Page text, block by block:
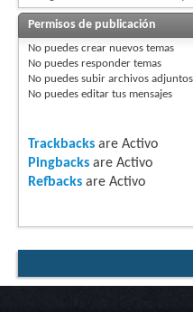
Permisos de publicación
No puedes crear nuevos temas
No puedes responder temas
No puedes subir archivos adjuntos
No puedes editar tus mensajes
Trackbacks are Activo
Pingbacks are Activo
Refbacks are Activo